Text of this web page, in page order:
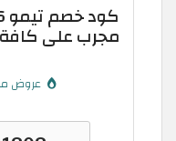
مجرب على
عروض